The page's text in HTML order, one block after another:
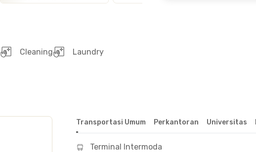
Cleaning
Laundry
Transportasi Umum Perkantoran Universitas
Terminal Intermoda